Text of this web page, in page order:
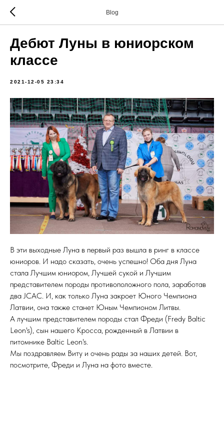
Blog
Дебют Луны в юниорском
классе
2021-12-05 23:34
В эти выходные Луна в первый раз вышла в ринг в классе
юниоров. И надо сказать, очень успешно! Оба дня Луна
стала Лучшим юниором, Лучшей сукой и Лучшим
представителем породы противоположного пола, заработав
два JCAC. И, как только Луна закроет Юного Чемпиона
Латвии, она также станет Юным Чемпионом Литвы.
А лучшим представителем породы стал Фреди (Fredy Baltic
Leon's), сын нашего Кросса, рожденный в Латвии в
питомнике Baltic Leon's.
Мы поздравляем Виту и очень рады за наших детей. Вот,
посмотрите, Фреди и Луна на фото вместе.